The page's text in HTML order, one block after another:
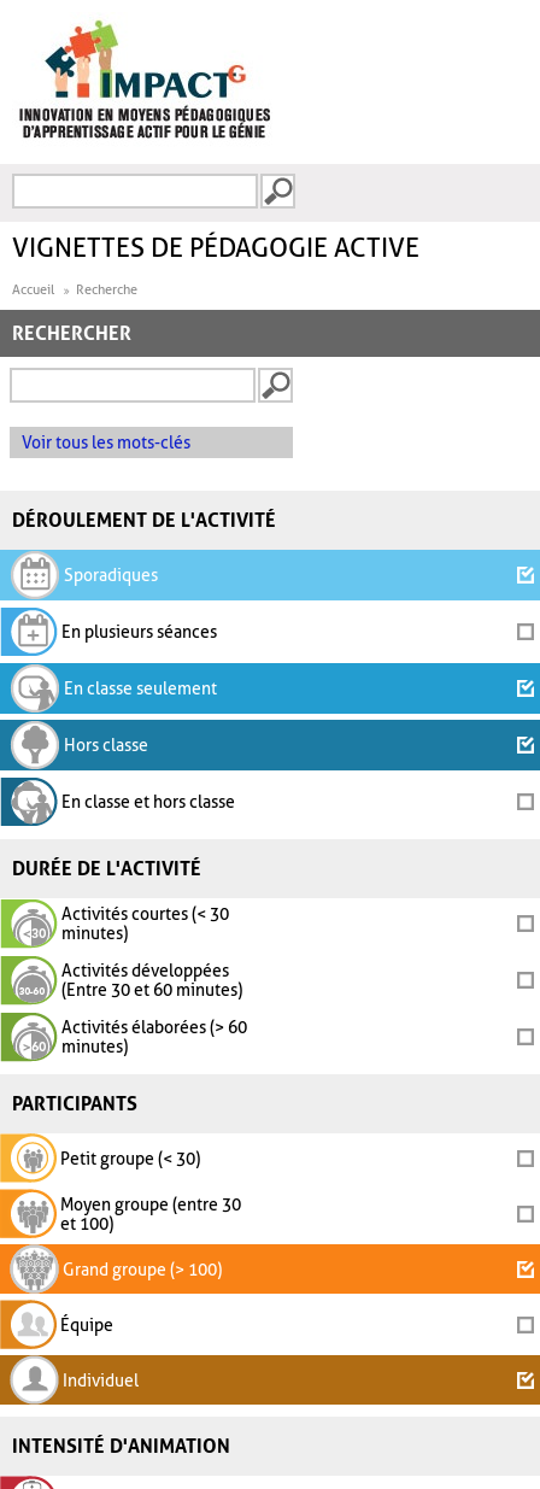
FORMULAIRE DE
VIGNETTES DE PÉDAGOGIE ACTIVE
Accueil Recherche
RECHERCHER
Voir tous les mots-clés
DÉROULEMENT DE L'ACTIVITÉ
Sporadiques
En plusieurs séances
En classe seulement
Hors classe
En classe et hors classe
DURÉE DE L'ACTIVITÉ
Activités courtes (< 30
minutes)
Activités développées
(Entre 30 et 60 minutes)
Activités élaborées (> 60
minutes)
PARTICIPANTS
Petit groupe (< 30)
Moyen groupe (entre 30
et 100)
Grand groupe (> 100)
Équipe
Individuel
INTENSITÉ D'ANIMATION